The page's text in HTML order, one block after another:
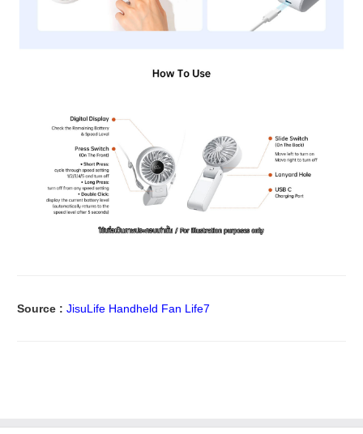
Source : JisuLife Handheld Fan Life7